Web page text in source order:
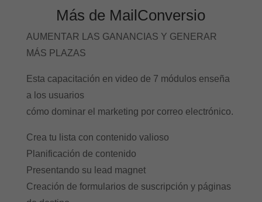
Más de MailConversio
AUMENTAR LAS GANANCIAS Y GENERAR
MÁS PLAZAS
Esta capacitación en video de 7 módulos enseña
a los usuarios
cómo dominar el marketing por correo electrónico.
Crea tu lista con contenido valioso
Planificación de contenido
Presentando su lead magnet
Creación de formularios de suscripción y páginas